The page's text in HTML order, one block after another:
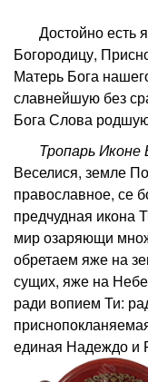
Достойно есть
Богородицу,
Матерь Бога
славнейшую без
Бога Слова
Тропарь Иконе
Веселися, земле
православное, се
предчудная икона
мир озаряющи
обретаем яже на
сущих, яже на
ради вопием Ти:
единая Надеждо и